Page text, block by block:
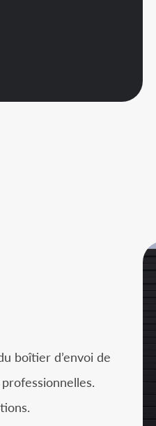
boîtier d’envoi de